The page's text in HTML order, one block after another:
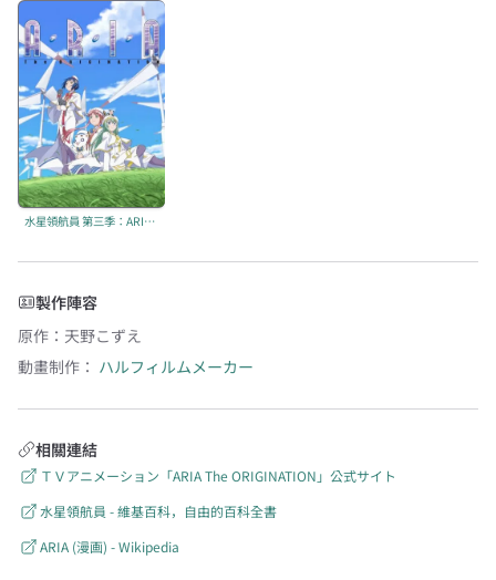
水星領航員 第三季：ARIA The ORIGINATION
製作陣容
原作 ： 天野こずえ
動畫制作： ハルフィルムメーカー
相關連結
ＴＶアニメーション「ARIA The ORIGINATION」公式サイト
水星領航員 - 維基百科，自由的百科全書
ARIA (漫画) - Wikipedia